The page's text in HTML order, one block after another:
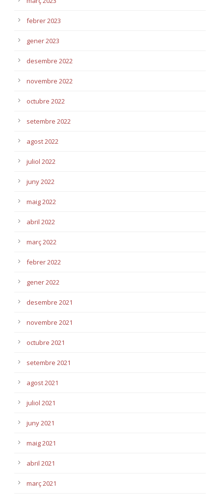
febrer 2023
gener 2023
desembre 2022
novembre 2022
octubre 2022
setembre 2022
agost 2022
juliol 2022
juny 2022
maig 2022
abril 2022
març 2022
febrer 2022
gener 2022
desembre 2021
novembre 2021
octubre 2021
setembre 2021
agost 2021
juliol 2021
juny 2021
maig 2021
abril 2021
març 2021